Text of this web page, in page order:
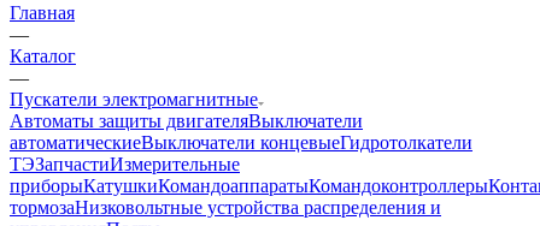
Главная
—
Каталог
—
Пускатели электромагнитные
Автоматы защиты двигателяВыключатели
автоматическиеВыключатели концевыеГидротолкатели
ТЭЗапчастиИзмерительные
приборыКатушкиКомандоаппаратыКомандоконтроллеры
тормозаНизковольтные устройства распределения и